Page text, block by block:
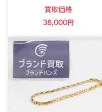
買取価格
38,000円